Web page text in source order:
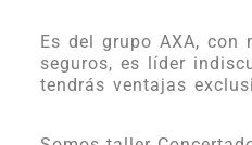
Es del grupo AXA,
seguros, es líder
tendrás ventajas